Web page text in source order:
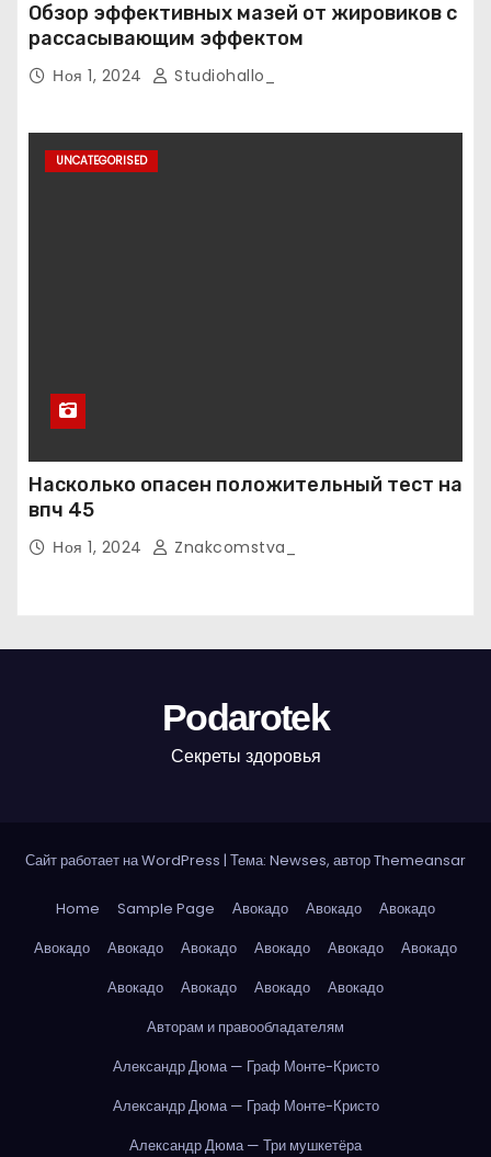
Обзор эффективных мазей от жировиков с
рассасывающим эффектом
Ноя 1, 2024 Studiohallo_
UNCATEGORISED
Насколько опасен положительный тест на
впч 45
Ноя 1, 2024 Znakcomstva_
Podarotek
Секреты здоровья
Сайт работает на WordPress | Тема: Newses, авторThemeansar
Home Sample Page Авокадо Авокадо
Авокадо
Авокадо
Авокадо Авокадо Авокадо Авокадо
Авокадо
Авокадо
Авокадо Авокадо
Авокадо
Авторам и правообладателям
Александр Дюма — Граф Монте-Кристо
Александр Дюма — Граф Монте-Кристо
Александр Дюма — Три мушкетёра